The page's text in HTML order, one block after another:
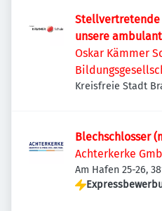
unsere
Oskar Kämmer
Kreisfreie Stadt
Blechschlosser
Achterkerke
Am Hafen 25-26,
Deutschland